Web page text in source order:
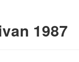
1987